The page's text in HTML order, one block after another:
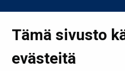
Tämä sivusto
evästeitä
Kirjastot ja aukioloajat